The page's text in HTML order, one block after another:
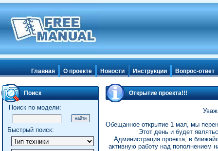
Главная О проекте Новости Инструкции Вопрос-ответ
Поиск
Поиск по модели:
Быстрый поиск:
Открытие проекта!!!
Обещанное открытие 1 мая, мы
Этот день и будет
Администрация проекта, в
активную работу над пополнением